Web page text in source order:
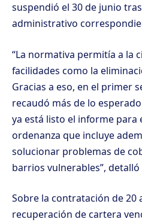
suspendió el 30 de junio
administrativo
“La normativa permitía a la
facilidades como la
Gracias a eso, en el primer
recaudó más de lo
ya está listo el informe para
ordenanza que incluye
solucionar problemas de
barrios vulnerables”, detalló
Sobre la contratación de 20
recuperación de cartera